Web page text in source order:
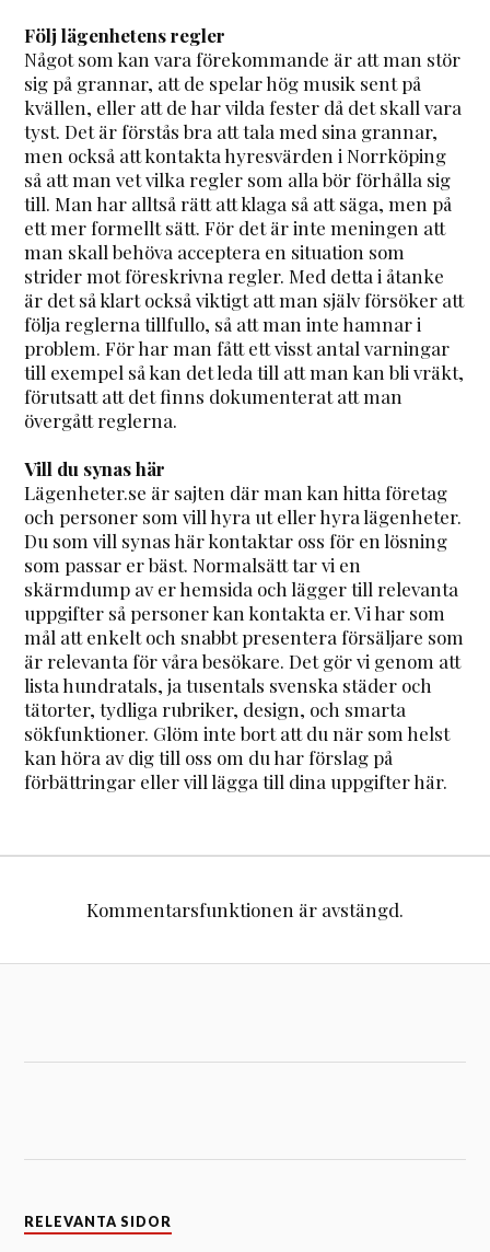
Följ lägenhetens regler
Något som kan vara förekommande är att man stör
sig på grannar, att de spelar hög musik sent på
kvällen, eller att de har vilda fester då det skall vara
tyst. Det är förstås bra att tala med sina grannar,
men också att kontakta hyresvärden i Norrköping
så att man vet vilka regler som alla bör förhålla sig
till. Man har alltså rätt att klaga så att säga, men på
ett mer formellt sätt. För det är inte meningen att
man skall behöva acceptera en situation som
strider mot föreskrivna regler. Med detta i åtanke
är det så klart också viktigt att man själv försöker att
följa reglerna tillfullo, så att man inte hamnar i
problem. För har man fått ett visst antal varningar
till exempel så kan det leda till att man kan bli vräkt,
förutsatt att det finns dokumenterat att man
övergått reglerna.
Vill du synas här
Lägenheter.se är sajten där man kan hitta företag
och personer som vill hyra ut eller hyra lägenheter.
Du som vill synas här kontaktar oss för en lösning
som passar er bäst. Normalsätt tar vi en
skärmdump av er hemsida och lägger till relevanta
uppgifter så personer kan kontakta er. Vi har som
mål att enkelt och snabbt presentera försäljare som
är relevanta för våra besökare. Det gör vi genom att
lista hundratals, ja tusentals svenska städer och
tätorter, tydliga rubriker, design, och smarta
sökfunktioner. Glöm inte bort att du när som helst
kan höra av dig till oss om du har förslag på
förbättringar eller vill lägga till dina uppgifter här.
Kommentarsfunktionen är avstängd.
RELEVANTA SIDOR